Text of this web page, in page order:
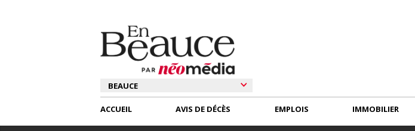
ACCUEIL AVIS DE DÉCÈS EMPLOIS IMMOBILIER